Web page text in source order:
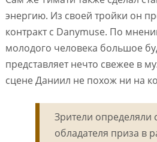
энергию. Из своей тройки он
контракт с Danymuse. По
молодого человека большое
представляет нечто свежее в
сцене Даниил не похож ни на
Зрители определяли
обладателя приза в